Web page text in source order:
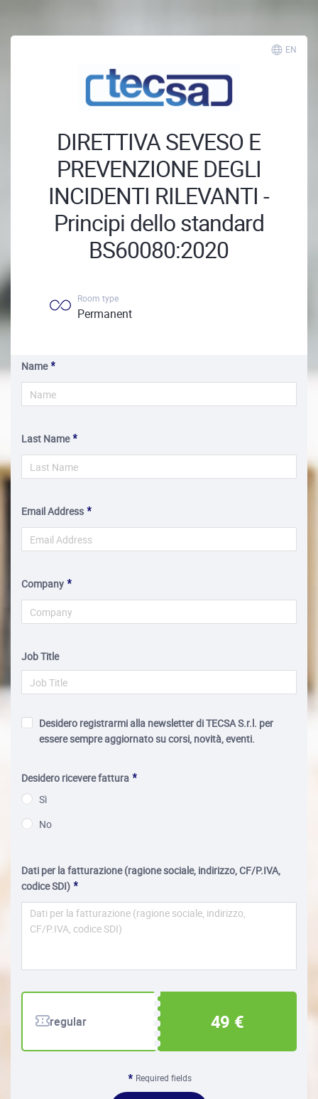
EN
DIRETTIVA SEVESO E
PREVENZIONE DEGLI
INCIDENTI RILEVANTI -
Principi dello standard
BS60080:2020
Room type
Permanent
Name
Last Name
Email Address
Company
Job Title
Desidero registrarmi alla newsletter di TECSA S.r.l. per
essere sempre aggiornato su corsi, novità, eventi.
Desidero ricevere fattura
Sì
No
Dati per la fatturazione (ragione sociale, indirizzo, CF/P.IVA,
codice SDI)
regular 49 €
Required fields